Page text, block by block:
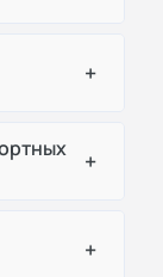
+
+
+